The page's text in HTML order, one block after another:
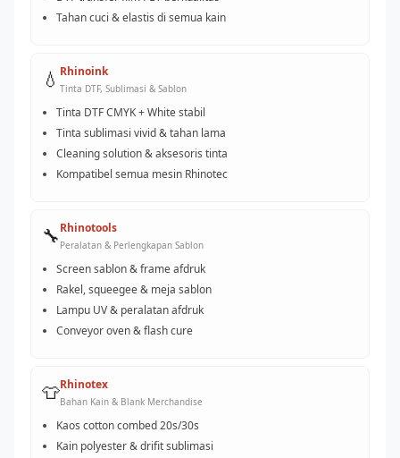
Tahan cuci & elastis di semua kain
💧 Rhinoink
Tinta DTF, Sublimasi & Sablon
Tinta DTF CMYK + White stabil
Tinta sublimasi vivid & tahan lama
Cleaning solution & aksesoris tinta
Kompatibel semua mesin Rhinotec
🔧Rhinotools
Peralatan & Perlengkapan Sablon
Screen sablon & frame afdruk
Rakel, squeegee & meja sablon
Lampu UV & peralatan afdruk
Conveyor oven & flash cure
👕Rhinotex
Bahan Kain & Blank Merchandise
Kaos cotton combed 20s/30s
Kain polyester & drifit sublimasi